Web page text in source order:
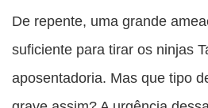
De repente, uma grande
suficiente para tirar os ninjas
aposentadoria. Mas que tipo